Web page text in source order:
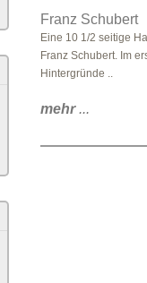
Franz Schubert
Eine 10 1/2 seitige
Franz Schubert. Im
Hintergründe ..
mehr...